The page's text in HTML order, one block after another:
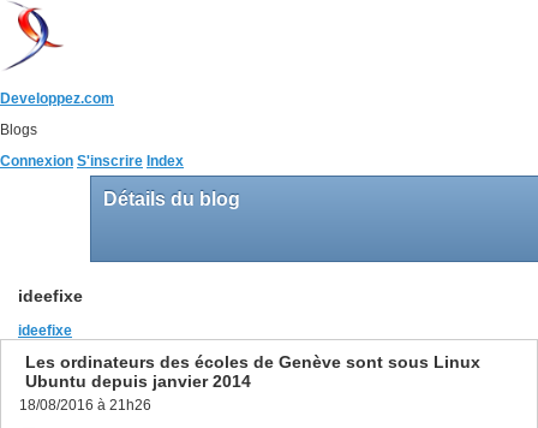
Developpez.com
Blogs
Connexion S'inscrire Index
Détails du blog
ideefixe
ideefixe
Les ordinateurs des écoles de Genève sont sous Linux
Ubuntu depuis janvier 2014
18/08/2016 à 21h26